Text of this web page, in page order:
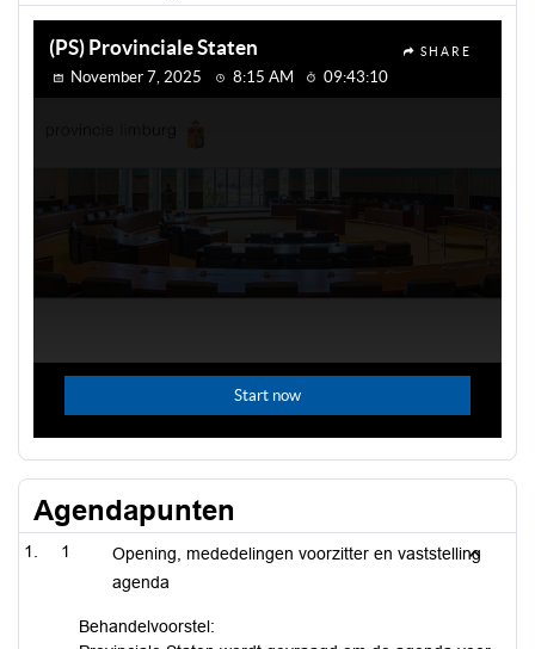
Agendapunten
1
Opening, mededelingen voorzitter en vaststelling
agenda
Behandelvoorstel: